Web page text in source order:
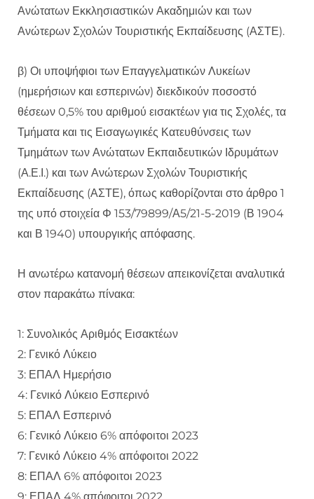
Ανώτατων Εκκλησιαστικών Ακαδημιών και των
Ανώτερων Σχολών Τουριστικής Εκπαίδευσης (ΑΣΤΕ).
β) Οι υποψήφιοι των Επαγγελματικών Λυκείων
(ημερήσιων και εσπερινών) διεκδικούν ποσοστό
θέσεων 0,5% του αριθμού εισακτέων για τις Σχολές, τα
Τμήματα και τις Εισαγωγικές Κατευθύνσεις των
Τμημάτων των Ανώτατων Εκπαιδευτικών Ιδρυμάτων
(Α.Ε.Ι.) και των Ανώτερων Σχολών Τουριστικής
Εκπαίδευσης (ΑΣΤΕ), όπως καθορίζονται στο άρθρο 1
της υπό στοιχεία Φ 153/79899/Α5/21-5-2019 (Β 1904
και Β 1940) υπουργικής απόφασης.
Η ανωτέρω κατανομή θέσεων απεικονίζεται αναλυτικά
στον παρακάτω πίνακα:
1: Συνολικός Αριθμός Εισακτέων
2: Γενικό Λύκειο
3: ΕΠΑΛ Ημερήσιο
4: Γενικό Λύκειο Εσπερινό
5: ΕΠΑΛ Εσπερινό
6: Γενικό Λύκειο 6% απόφοιτοι 2023
7: Γενικό Λύκειο 4% απόφοιτοι 2022
8: ΕΠΑΛ 6% απόφοιτοι 2023